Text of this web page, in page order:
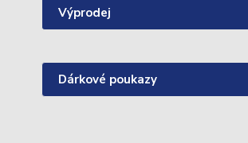
Výprodej
Dárkové poukazy